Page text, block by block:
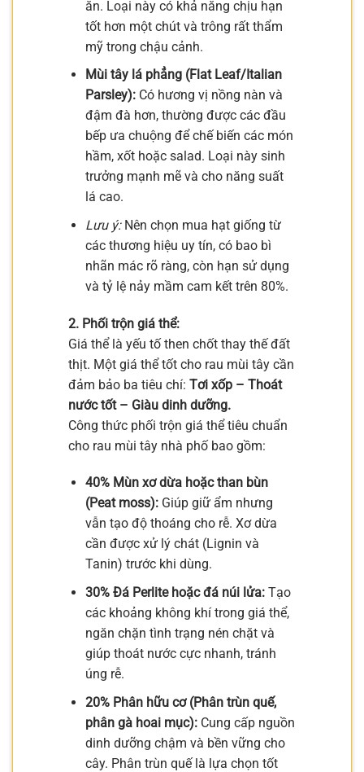
ăn. Loại này có khả năng chịu hạn
tốt hơn một chút và trông rất thẩm
mỹ trong chậu cảnh.
Mùi tây lá phẳng (Flat Leaf/Italian
Parsley):Có hương vị nồng nàn và
đậm đà hơn, thường được các đầu
bếp ưa chuộng để chế biến các món
hầm, xốt hoặc salad. Loại này sinh
trưởng mạnh mẽ và cho năng suất
lá cao.
Lưu ý:Nên chọn mua hạt giống từ
các thương hiệu uy tín, có bao bì
nhãn mác rõ ràng, còn hạn sử dụng
và tỷ lệ nảy mầm cam kết trên 80%.
2. Phối trộn giá thể:
Giá thể là yếu tố then chốt thay thế đất
thịt. Một giá thể tốt cho rau mùi tây cần
đảm bảo ba tiêu chí: Tơi xốp – Thoát
nước tốt – Giàu dinh dưỡng.
Công thức phối trộn giá thể tiêu chuẩn
cho rau mùi tây nhà phố bao gồm:
40% Mùn xơ dừa hoặc than bùn
(Peat moss):Giúp giữ ẩm nhưng
vẫn tạo độ thoáng cho rễ. Xơ dừa
cần được xử lý chát (Lignin và
Tanin) trước khi dùng.
30% Đá Perlite hoặc đá núi lửa:Tạo
các khoảng không khí trong giá thể,
ngăn chặn tình trạng nén chặt và
giúp thoát nước cực nhanh, tránh
úng rễ.
20% Phân hữu cơ (Phân trùn quế,
phân gà hoai mục):Cung cấp nguồn
dinh dưỡng chậm và bền vững cho
cây. Phân trùn quế là lựa chọn tốt